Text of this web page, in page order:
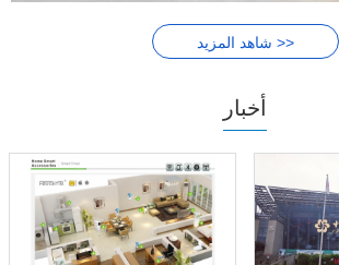
شاهد المزيد >>
أخبار